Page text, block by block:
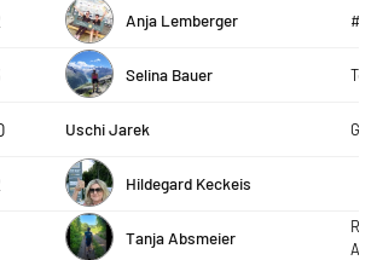
Anja Lemberger
Selina Bauer
Uschi Jarek GP
Hildegard Keckeis
Tanja Absmeier